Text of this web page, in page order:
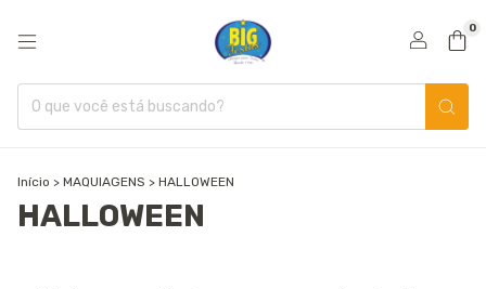
0
Início > MAQUIAGENS > HALLOWEEN
HALLOWEEN